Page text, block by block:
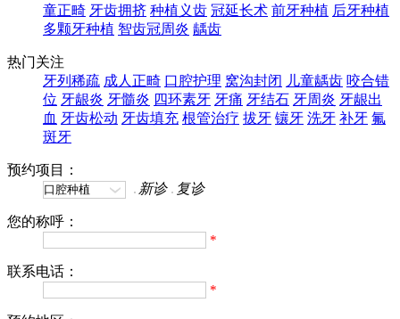
童正畸 牙齿拥挤 种植义齿 冠延长术 前牙种植 后牙种植
多颗牙种植 智齿冠周炎 龋齿
热门关注
牙列稀疏 成人正畸 口腔护理 窝沟封闭 儿童龋齿 咬合错
位 牙龈炎 牙髓炎 四环素牙 牙痛 牙结石 牙周炎 牙龈出
血 牙齿松动 牙齿填充 根管治疗 拔牙 镶牙 洗牙 补牙 氟
斑牙
预约项目：
新诊
复诊
您的称呼：
*
联系电话：
*